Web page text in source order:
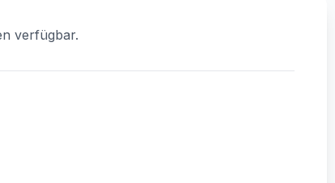
verfügbar.